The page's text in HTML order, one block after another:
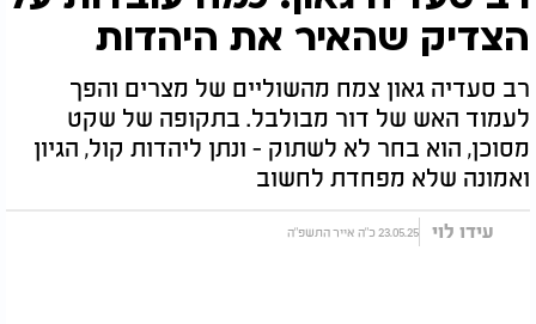
הצדיק שהאיר את היהדות
רב סעדיה גאון צמח מהשוליים של מצרים והפך
לעמוד האש של דור מבולבל. בתקופה של שקט
מסוכן, הוא בחר לא לשתוק - ונתן ליהדות קול, הגיון
ואמונה שלא מפחדת לחשוב
עידו לוי 23.05.25 כ"ה אייר התשפ"ה